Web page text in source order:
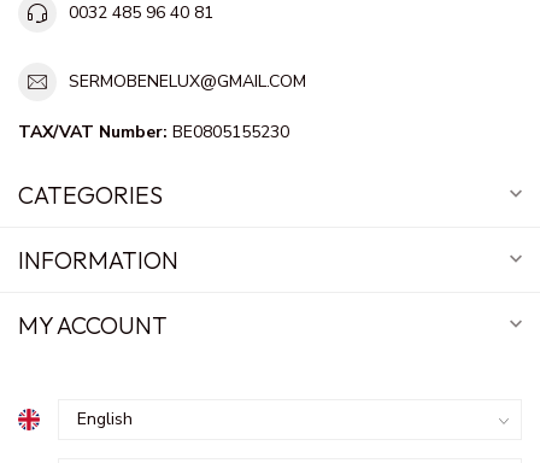
0032 485 96 40 81
SERMOBENELUX@GMAIL.COM
TAX/VAT Number: BE0805155230
CATEGORIES
INFORMATION
MY ACCOUNT